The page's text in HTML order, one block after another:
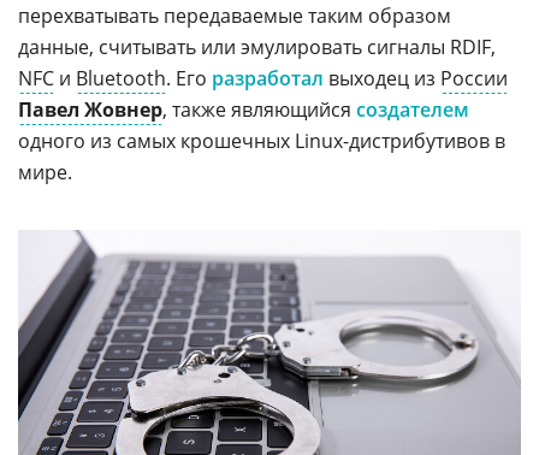
перехватывать передаваемые таким образом
данные, считывать или эмулировать сигналы RDIF,
NFC и Bluetooth. Его разработал выходец из России
Павел Жовнер, также являющийся создателем
одного из самых крошечных Linux-дистрибутивов в
мире.